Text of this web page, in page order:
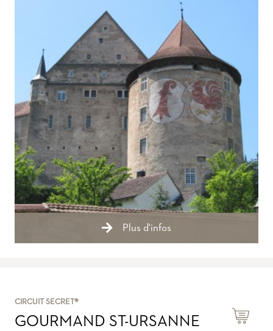
Plus d'infos
CIRCUIT SECRET®
GOURMAND ST-URSANNE